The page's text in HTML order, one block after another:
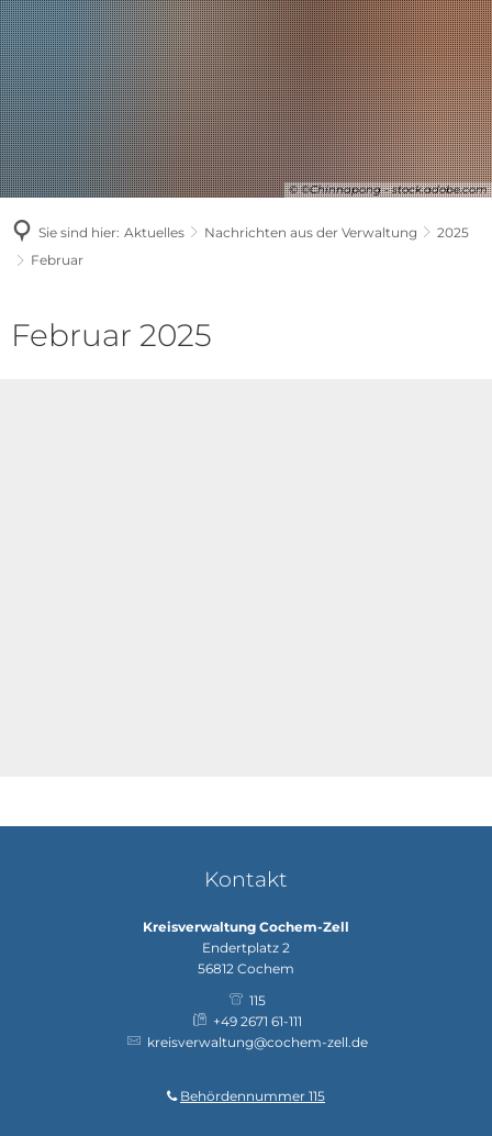
© ©Chinnapong - stock.adobe.com
Sie sind hier: Aktuelles Nachrichten aus der Verwaltung
2025
Februar
Februar
Februar 2025
Kontakt
Kreisverwaltung Cochem-Zell
Endertplatz 2
56812 Cochem
115
+49 2671 61-111
kreisverwaltung@cochem-zell.de
Behördennummer 115